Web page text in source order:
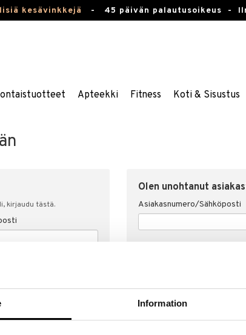
Information
kesävinkkejä - 45 päivän palautusoikeus -
Apteekki Fitness Koti & Sisustus
kirjaudu tästä.
Olen unohtanut
Asiakasnumero/Sähköposti